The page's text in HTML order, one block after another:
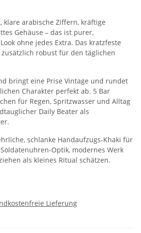
klare arabische Ziffern, kräftige
Gehäuse – das ist purer,
ohne jedes Extra. Das kratzfeste
robust für den täglichen
bringt eine Prise Vintage und rundet
Charakter perfekt ab. 5 Bar
für Regen, Spritzwasser und Alltag
Daily Beater als
schlanke Handaufzugs‑Khaki für
modernes Werk
als kleines Ritual schätzen.
Lieferung